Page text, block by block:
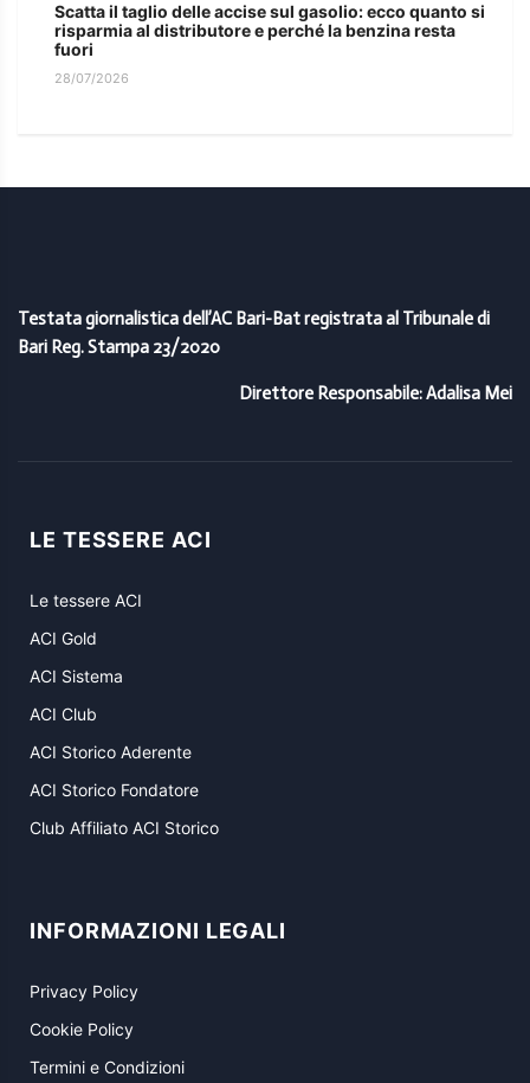
Scatta il taglio delle accise sul gasolio: ecco quanto si
risparmia al distributore e perché la benzina resta
fuori
28/07/2026
Testata giornalistica dell’AC Bari-Bat registrata al Tribunale di
Bari Reg. Stampa 23/2020
Direttore Responsabile: Adalisa Mei
LE TESSERE ACI
Le tessere ACI
ACI Gold
ACI Sistema
ACI Club
ACI Storico Aderente
ACI Storico Fondatore
Club Affiliato ACI Storico
INFORMAZIONI LEGALI
Privacy Policy
Cookie Policy
Termini e Condizioni